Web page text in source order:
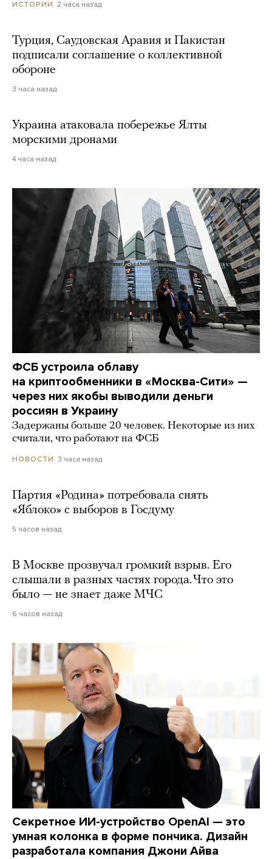
ИСТОРИИ 2 часа назад
Турция, Саудовская Аравия и Пакистан
подписали соглашение о коллективной
обороне
3 часа назад
Украина атаковала побережье Ялты
морскими дронами
4 часа назад
ФСБ устроила облаву
на криптообменники в «Москва-Сити» —
через них якобы выводили деньги
россиян в Украину
Задержаны больше 20 человек. Некоторые из них
считали, что работают на ФСБ
НОВОСТИ 3 часа назад
Партия «Родина» потребовала снять
«Яблоко» с выборов в Госдуму
5 часов назад
В Москве прозвучал громкий взрыв. Его
слышали в разных частях города. Что это
было — не знает даже МЧС
6 часов назад
Секретное ИИ-устройство OpenAI — это
умная колонка в форме пончика. Дизайн
разработала компания Джони Айва